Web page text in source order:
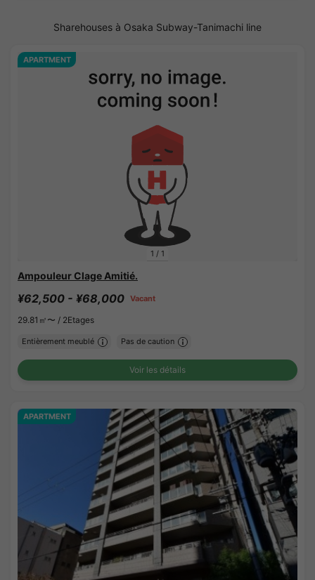
Sharehouses à Osaka Subway-Tanimachi line
1 / 1
APARTMENT
Ampouleur Clage Amitié.
¥62,500 - ¥68,000 Vacant
29.81㎡〜 / 2Etages
Entièrement meublé Pas de caution
Voir les détails
APARTMENT